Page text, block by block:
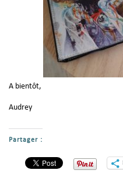
A bientôt,
Audrey
Partager :